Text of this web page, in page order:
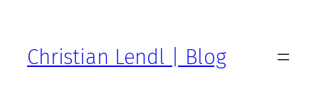
Christian Lendl | Blog